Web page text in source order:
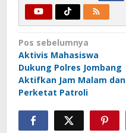
Navigasi
pos
Pos sebelumnya
Aktivis Mahasiswa
Dukung Polres Jombang
Aktifkan Jam Malam dan
Perketat Patroli